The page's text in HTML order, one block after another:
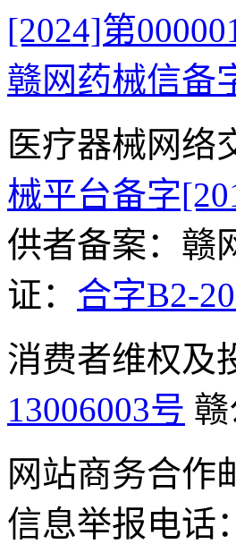
[2024]第
赣网药械信备
医疗器械网络
械平台备字
供者备案：赣
证： 合字B2-
消费者维权及
13006003号
网站商务合作
信息举报电话：